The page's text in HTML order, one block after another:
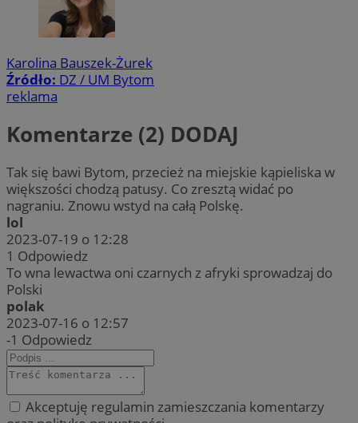
Karolina Bauszek-Żurek
Źródło: DZ / UM Bytom
reklama
Komentarze (2) DODAJ
Tak się bawi Bytom, przecież na miejskie kąpieliska w
większości chodzą patusy. Co zresztą widać po
nagraniu. Znowu wstyd na całą Polskę.
lol
2023-07-19 o 12:28
1 Odpowiedz
To wna lewactwa oni czarnych z afryki sprowadzaj do
Polski
polak
2023-07-16 o 12:57
-1 Odpowiedz
Akceptuję regulamin zamieszczania komentarzy